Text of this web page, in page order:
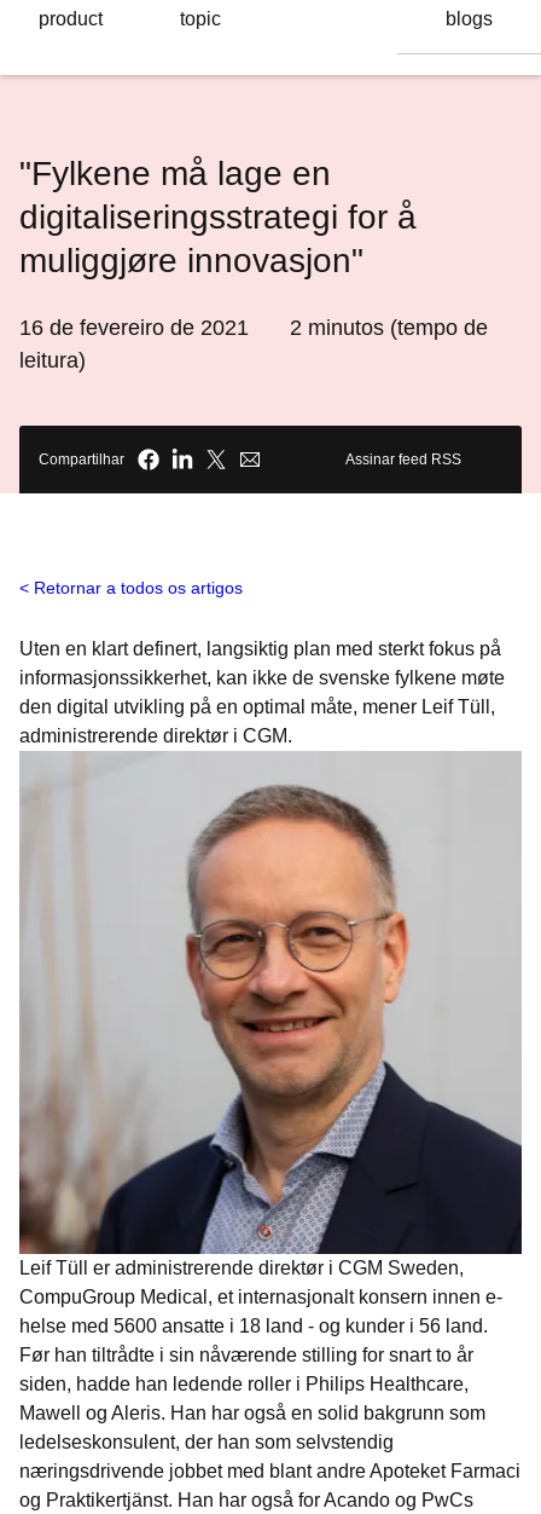
product
topic
blogs
"Fylkene må lage en
digitaliseringsstrategi for å
muliggjøre innovasjon"
16 de fevereiro de 2021 2 minutos (tempo de
leitura)
Compartilhar Assinar feed RSS
Retornar a todos os artigos
Uten en klart definert, langsiktig plan med sterkt fokus på
informasjonssikkerhet, kan ikke de svenske fylkene møte
den digital utvikling på en optimal måte, mener Leif Tüll,
administrerende direktør i CGM.
Leif Tüll er administrerende direktør i CGM Sweden,
CompuGroup Medical, et internasjonalt konsern innen e-
helse med 5600 ansatte i 18 land - og kunder i 56 land.
Før han tiltrådte i sin nåværende stilling for snart to år
siden, hadde han ledende roller i Philips Healthcare,
Mawell og Aleris. Han har også en solid bakgrunn som
ledelseskonsulent, der han som selvstendig
næringsdrivende jobbet med blant andre Apoteket Farmaci
og Praktikertjänst. Han har også for Acando og PwCs